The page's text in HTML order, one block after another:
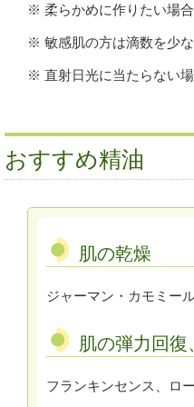
※ 柔らかめに作りたい場
※ 敏感肌の方は滴数を少
※ 直射日光に当たらない
おすすめ精油
肌の乾燥
ジャーマン・カモミー
肌の弾力回
フランキンセンス、ロ